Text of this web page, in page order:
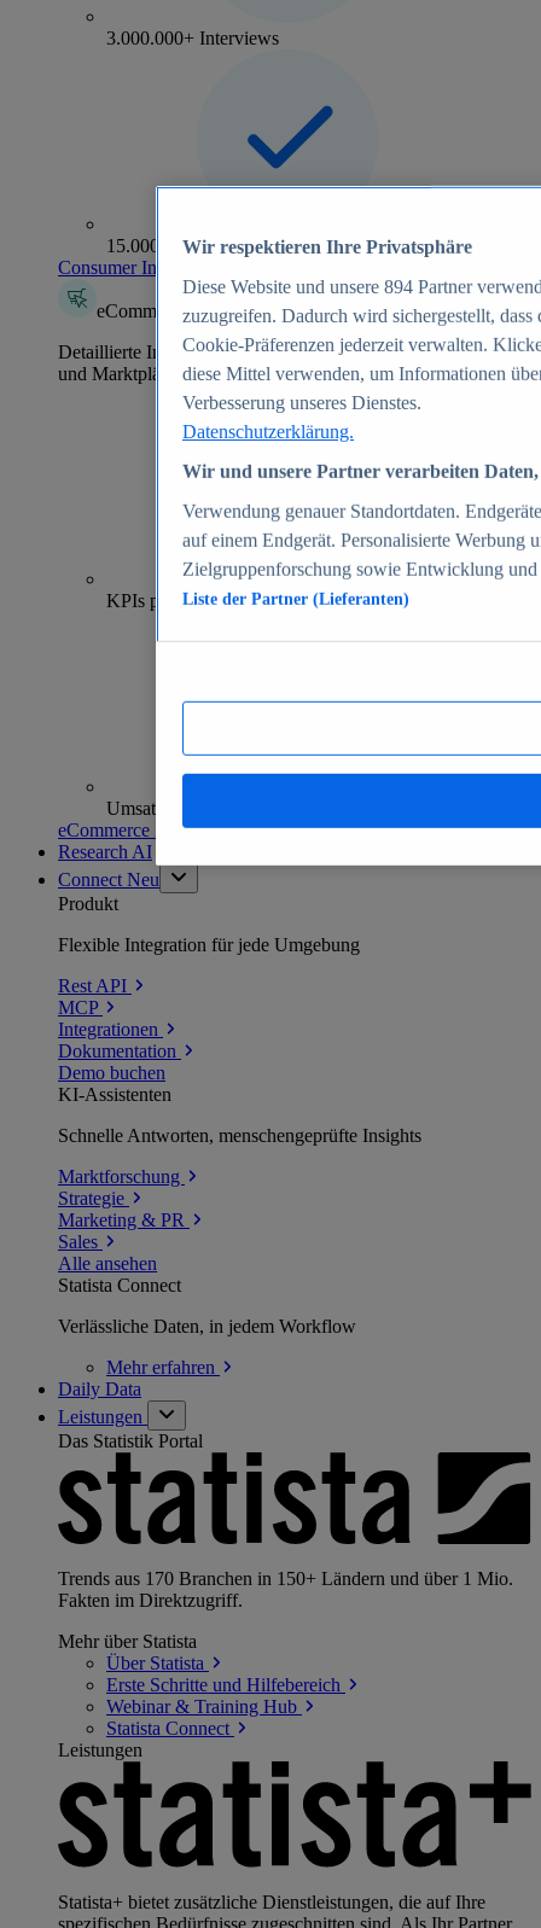
3.000.000+ Interviews
15.000+ Marken
Consumer Insights entdecken
eCommerce Insights
Detaillierte Informationen zu mehr als 39.000 Online-Shops
und Marktplätzen
70+
KPIs pro Shop
Umsatzanalysen und -prognosen
eCommerce Insights entdecken
Research AI
Connect Neu
Produkt
Flexible Integration für jede Umgebung
Rest API
MCP
Integrationen
Dokumentation
Demo buchen
KI-Assistenten
Schnelle Antworten, menschengeprüfte Insights
Marktforschung
Strategie
Marketing & PR
Sales
Alle ansehen
Statista Connect
Verlässliche Daten, in jedem Workflow
Mehrerfahren
Daily Data
Leistungen
Das Statistik Portal
Trends aus 170 Branchen in 150+ Ländern und über 1 Mio.
Fakten im Direktzugriff.
Mehr über Statista
Über Statista
Erste Schritte und Hilfebereich
Webinar & Training Hub
Statista Connect
Leistungen
Statista+ bietet zusätzliche Dienstleistungen, die auf Ihre
spezifischen Bedürfnisse zugeschnitten sind. Als Ihr Partner
Wir respektieren Ihre Privatsphäre
Diese Website und unsere 894 Partner
zuzugreifen. Dadurch wird sichergestellt,
Cookie-Präferenzen jederzeit verwalten.
diese Mittel verwenden, um Informationen
Verbesserung unseres Dienstes.
Datenschutzerklärung.
Wir und unsere Partner verarbeiten
Verwendung genauer Standortdaten.
auf einem Endgerät. Personalisierte Werbung
Zielgruppenforschung sowie Entwicklung
Liste der Partner (Lieferanten)